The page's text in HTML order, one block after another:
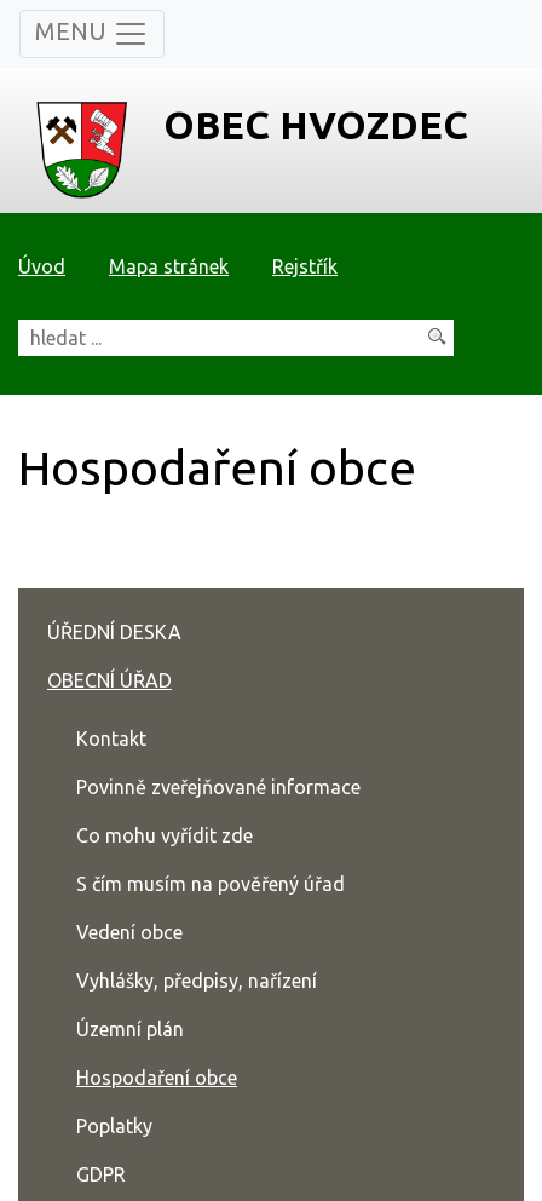
MENU
OBEC HVOZDEC
Úvod Mapa stránek Rejstřík
Hospodaření obce
ÚŘEDNÍ DESKA
OBECNÍ ÚŘAD
Kontakt
Povinně zveřejňované informace
Co mohu vyřídit zde
S čím musím na pověřený úřad
Vedení obce
Vyhlášky, předpisy, nařízení
Územní plán
Hospodaření obce
Poplatky
GDPR